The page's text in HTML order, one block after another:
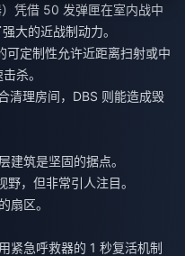
凭借 50 发弹匣在室内战中
大的近战制动力。
可定制性允许近距离扫射或中
杀。
清理房间，DBS 则能造成毁
建筑是坚固的据点。
，但非常引人注目。
扇区。
紧急呼救器的 1 秒复活机制